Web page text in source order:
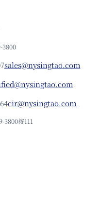
3800
sales@nysingtao.com
cir@nysingtao.com
3800按111